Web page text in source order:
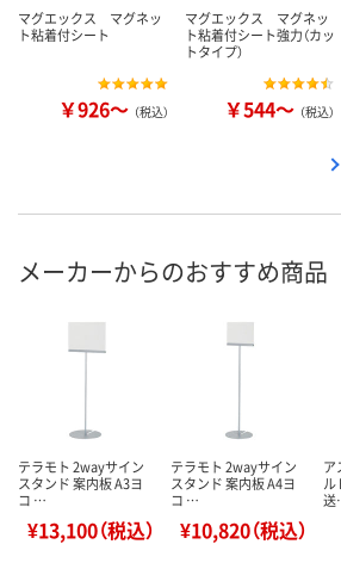
マグエックス マグネッ
ト粘着付シート
￥926～ （税込）
マグエックス マグネッ
ト粘着付シート強力（カッ
トタイプ）
￥544～ （税込）
メーカーからのおすすめ商品
テラモト 2wayサイン
スタンド 案内板 A3ヨ
コ …
¥13,100（税込）
テラモト 2wayサイン
スタンド 案内板 A4ヨ
コ …
¥10,820（税込）
ア
ル